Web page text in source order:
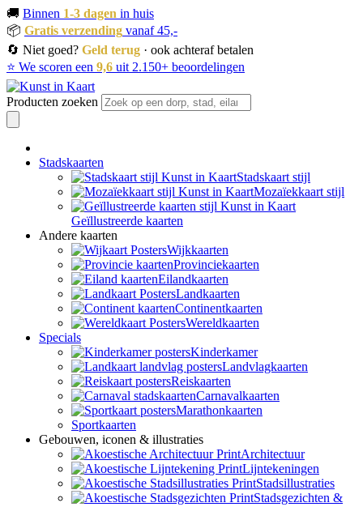
🚚 Binnen 1-3 dagen in huis
📦 Gratis verzending vanaf 45,-
🔄 Niet goed? Geld terug · ook achteraf betalen
⭐ We scoren een 9,6 uit 2.150+ beoordelingen
Producten zoeken
Stadskaarten
Stadskaart stijl
Mozaïekkaart stijl
Geïllustreerde kaarten
Andere kaarten
Wijkkaarten
Provinciekaarten
Eilandkaarten
Landkaarten
Continentkaarten
Wereldkaarten
Specials
Kinderkamer
Landvlagkaarten
Reiskaarten
Carnavalkaarten
Marathonkaarten
Sportkaarten
Gebouwen, iconen & illustraties
Architectuur
Lijntekeningen
Stadsillustraties
Stadsgezichten &